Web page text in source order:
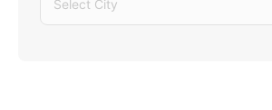
Select City